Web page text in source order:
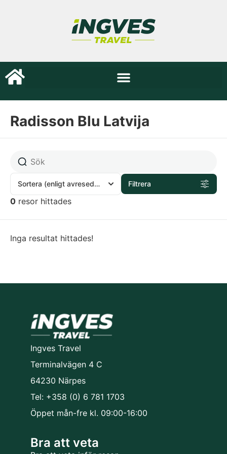
Radisson Blu Latvija
Sortera (enligt avresedatum) Filtrera
0 resor hittades
Inga resultat hittades!
Ingves Travel
Terminalvägen 4 C
64230 Närpes
Tel: +358 (0) 6 781 1703
Öppet mån-fre kl. 09:00-16:00
Bra att veta